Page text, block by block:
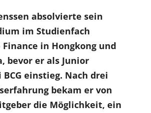
absolvierte sein
im Studienfach
in Hongkong und
bevor er als Junior
BCG einstieg. Nach drei
bekam er von
die Möglichkeit, ein